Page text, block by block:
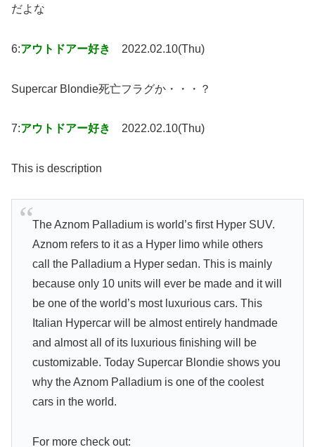
だよな
6:アウトドアー好き 2022.02.10(Thu)
Supercar Blondie死亡フラグか・・・？
7:アウトドアー好き 2022.02.10(Thu)
This is description
The Aznom Palladium is world’s first Hyper SUV.
Aznom refers to it as a Hyper limo while others
call the Palladium a Hyper sedan. This is mainly
because only 10 units will ever be made and it will
be one of the world’s most luxurious cars. This
Italian Hypercar will be almost entirely handmade
and almost all of its luxurious finishing will be
customizable. Today Supercar Blondie shows you
why the Aznom Palladium is one of the coolest
cars in the world.
For more check out: